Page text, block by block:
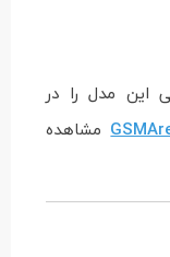
این مدل را در
مشاهده